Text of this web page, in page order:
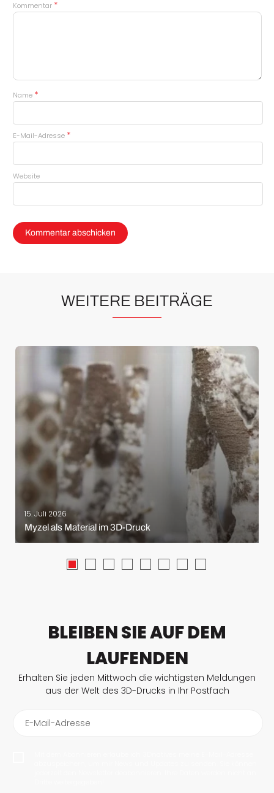
Kommentar *
Name *
E-Mail-Adresse *
Website
WEITERE BEITRÄGE
15. Juli 2026
Myzel als Material im 3D-Druck
BLEIBEN SIE AUF DEM
LAUFENDEN
Erhalten Sie jeden Mittwoch die wichtigsten Meldungen
aus der Welt des 3D-Drucks in Ihr Postfach
E-Mail-Adresse